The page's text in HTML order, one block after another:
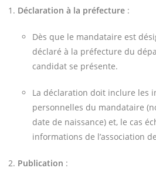
Déclaration à la préfecture :
Dès que le mandataire est
déclaré à la préfecture du
candidat se présente.
La déclaration doit inclure les
personnelles du mandataire
date de naissance) et, le cas
informations de l’association
Publication :